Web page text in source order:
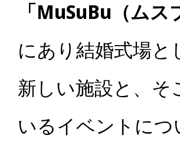
「MuSuBu（ムス
にあり結婚式場
新しい施設と、
いるイベントにつ